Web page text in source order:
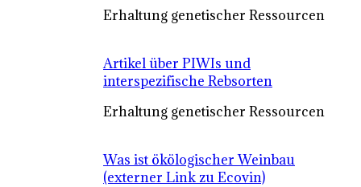
Erhaltung genetischer Ressourcen
Artikel über PIWIs und
interspezifische Rebsorten
Erhaltung genetischer Ressourcen
Was ist ökölogischer Weinbau
(externer Link zu Ecovin)